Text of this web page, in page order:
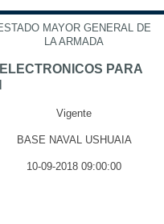
MAYOR GENERAL DE
LA ARMADA
PARA
Vigente
BASE NAVAL USHUAIA
10-09-2018 09:00:00